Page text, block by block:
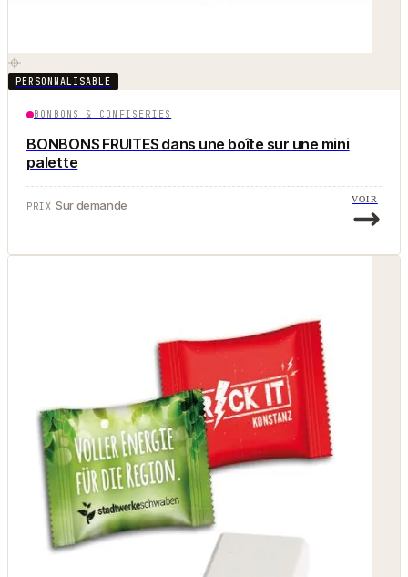
PERSONNALISABLE
BONBONS & CONFISERIES
BONBONS FRUITES dans une boîte sur une mini
palette
PRIX Sur demande VOIR